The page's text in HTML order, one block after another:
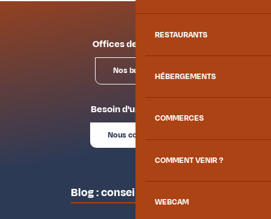
RESTAURANTS
HÉBERGEMENTS
COMMERCES
COMMENT VENIR ?
WEBCAM
Offices de tourisme
Nos bureaux
Besoin d'un conseil ?
Nous contacter
Blog : conseils des locaux